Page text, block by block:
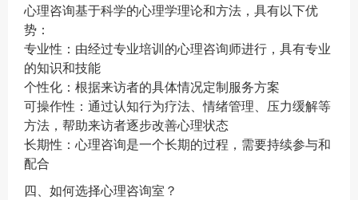
心理咨询基于科学的心理学理论和方法，具有以下优
势：
专业性：由经过专业培训的心理咨询师进行，具有专业
的知识和技能
个性化：根据来访者的具体情况定制服务方案
可操作性：通过认知行为疗法、情绪管理、压力缓解等
方法，帮助来访者逐步改善心理状态
长期性：心理咨询是一个长期的过程，需要持续参与和
配合
四、如何选择心理咨询室？